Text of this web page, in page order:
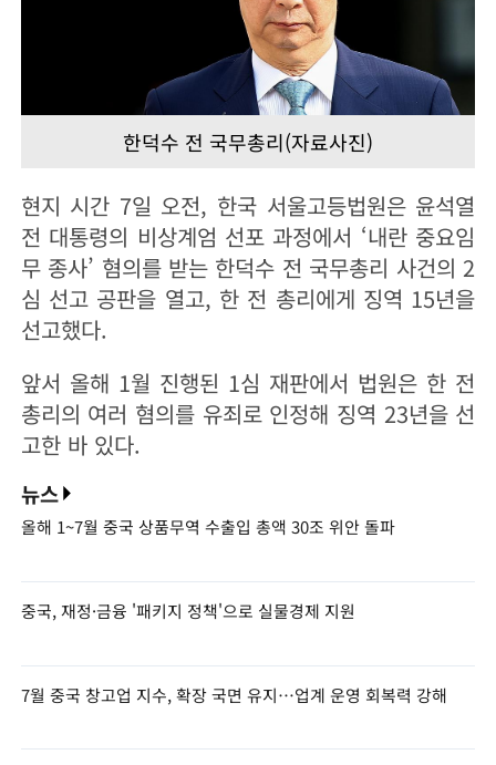
한덕수 전 국무총리(자료사진)
현지 시간 7일 오전, 한국 서울고등법원은 윤석열
전 대통령의 비상계엄 선포 과정에서 ‘내란 중요임
무 종사’ 혐의를 받는 한덕수 전 국무총리 사건의 2
심 선고 공판을 열고, 한 전 총리에게 징역 15년을
선고했다.
앞서 올해 1월 진행된 1심 재판에서 법원은 한 전
총리의 여러 혐의를 유죄로 인정해 징역 23년을 선
고한 바 있다.
뉴스
올해 1~7월 중국 상품무역 수출입 총액 30조 위안 돌파
중국, 재정·금융 '패키지 정책'으로 실물경제 지원
7월 중국 창고업 지수, 확장 국면 유지…업계 운영 회복력 강해